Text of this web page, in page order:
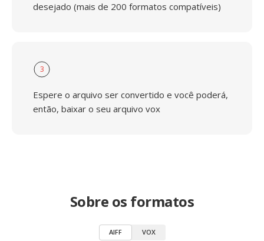
desejado (mais de 200 formatos compatíveis)
3
Espere o arquivo ser convertido e você poderá,
então, baixar o seu arquivo vox
Sobre os formatos
AIFF VOX